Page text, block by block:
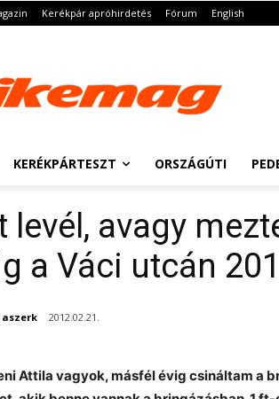
Kerékpár apróhirdetés Fórum English
KERÉKPÁRTESZT ORSZÁGÚTI
levél, avagy
a Váci utcán
aszerk 2012.02.21.
Attila vagyok, másfél évig csináltam a